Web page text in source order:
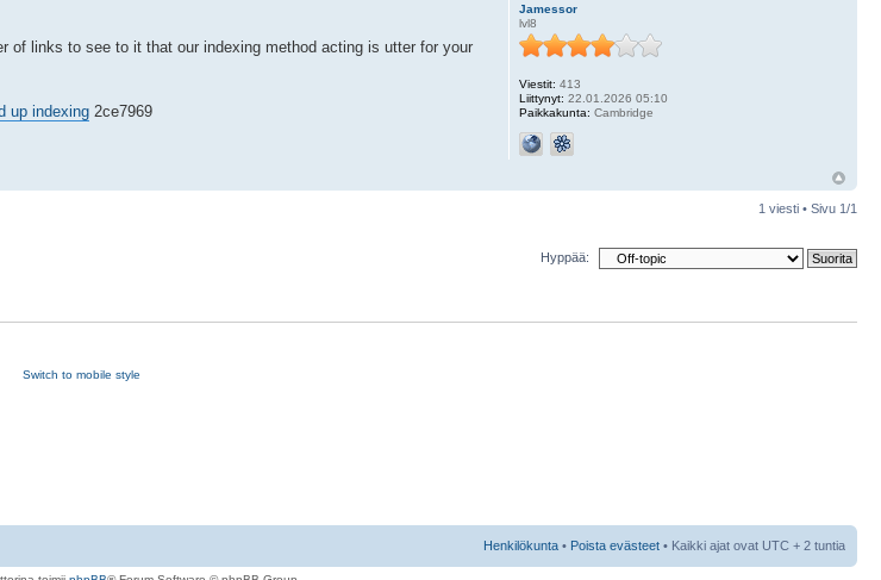
of links to see to it that our indexing method acting is utter for your
up indexing 2ce7969
Jamessor
lvl8
Viestit: 413
Liittynyt: 22.01.2026 05:10
Paikkakunta: Cambridge
1 viesti • Sivu 1/1
Hyppää:
Switch to mobile style
Henkilökunta • Poista evästeet • Kaikki ajat ovat UTC + 2 tuntia